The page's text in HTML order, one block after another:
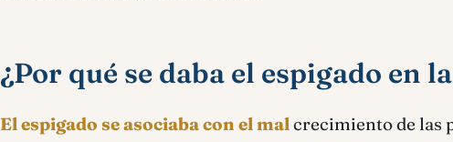
¿Por qué se daba el espigado en
El espigado se asociaba con el malcrecimiento de las